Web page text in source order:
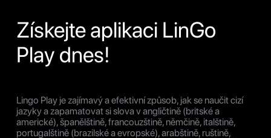
Získejte aplikaci LinGo
Play dnes!
Lingo Play je zajímavý a efektivní způsob, jak se naučit cizí
jazyky a zapamatovat si slova v angličtině (britské a
americké), španělštině, francouzštině, němčině, italštině,
portugalštině (brazilské a evropské), arabštině, ruštině,